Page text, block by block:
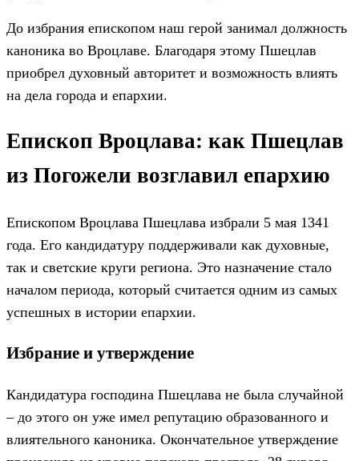
До избрания епископом наш герой занимал должность
каноника во Вроцлаве. Благодаря этому Пшецлав
приобрел духовный авторитет и возможность влиять
на дела города и епархии.
Епископ Вроцлава: как Пшецлав
из Погожели возглавил епархию
Епископом Вроцлава Пшецлава избрали 5 мая 1341
года. Его кандидатуру поддерживали как духовные,
так и светские круги региона. Это назначение стало
началом периода, который считается одним из самых
успешных в истории епархии.
Избрание и утверждение
Кандидатура господина Пшецлава не была случайной
– до этого он уже имел репутацию образованного и
влиятельного каноника. Окончательное утверждение